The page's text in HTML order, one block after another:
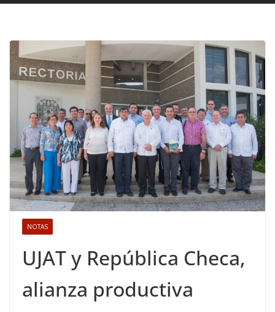
NOTAS
UJAT y República Checa,
alianza productiva